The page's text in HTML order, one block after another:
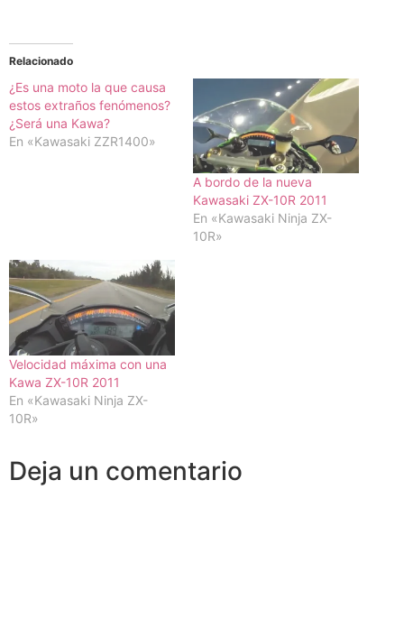
Relacionado
¿Es una moto la que causa
estos extraños fenómenos?
¿Será una Kawa?
En «Kawasaki ZZR1400»
A bordo de la nueva
Kawasaki ZX-10R 2011
En «Kawasaki Ninja ZX-
10R»
Velocidad máxima con una
Kawa ZX-10R 2011
En «Kawasaki Ninja ZX-
10R»
Deja un comentario